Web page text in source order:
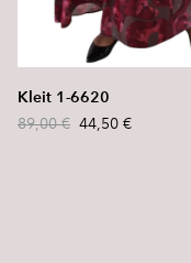
Kleit 1-6620
89,00 € 44,50 €